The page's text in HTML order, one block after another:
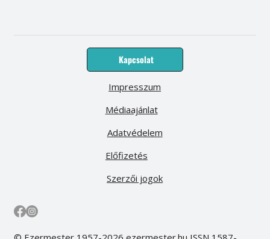
Kapcsolat
Médiaajánlat
Előfizetés
Impresszum
Adatvédelem
Szerzői jogok